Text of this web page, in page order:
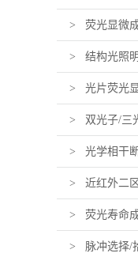
> 荧光显微
> 结构光照明
相关产品
> 光片荧光
> 双光子/三
> 光学相干
及组件
> 近红外二
（近红外活
组件
> 荧光寿命
及组件
> 脉冲选择/